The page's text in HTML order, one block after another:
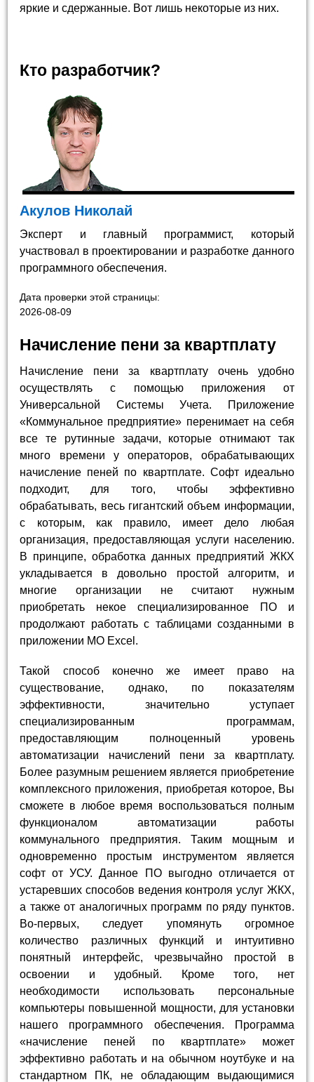
яркие и сдержанные. Вот лишь некоторые из них.
Кто разработчик?
Акулов Николай
Эксперт и главный программист, который
участвовал в проектировании и разработке данного
программного обеспечения.
Дата проверки этой страницы:
2026-08-09
Начисление пени за квартплату
Начисление пени за квартплату очень удобно
осуществлять с помощью приложения от
Универсальной Системы Учета. Приложение
«Коммунальное предприятие» перенимает на себя
все те рутинные задачи, которые отнимают так
много времени у операторов, обрабатывающих
начисление пеней по квартплате. Софт идеально
подходит, для того, чтобы эффективно
обрабатывать, весь гигантский объем информации,
с которым, как правило, имеет дело любая
организация, предоставляющая услуги населению.
В принципе, обработка данных предприятий ЖКХ
укладывается в довольно простой алгоритм, и
многие организации не считают нужным
приобретать некое специализированное ПО и
продолжают работать с таблицами созданными в
приложении MO Excel.
Такой способ конечно же имеет право на
существование, однако, по показателям
эффективности, значительно уступает
специализированным программам,
предоставляющим полноценный уровень
автоматизации начислений пени за квартплату.
Более разумным решением является приобретение
комплексного приложения, приобретая которое, Вы
сможете в любое время воспользоваться полным
функционалом автоматизации работы
коммунального предприятия. Таким мощным и
одновременно простым инструментом является
софт от УСУ. Данное ПО выгодно отличается от
устаревших способов ведения контроля услуг ЖКХ,
а также от аналогичных программ по ряду пунктов.
Во-первых, следует упомянуть огромное
количество различных функций и интуитивно
понятный интерфейс, чрезвычайно простой в
освоении и удобный. Кроме того, нет
необходимости использовать персональные
компьютеры повышенной мощности, для установки
нашего программного обеспечения. Программа
«начисление пеней по квартплате» может
эффективно работать и на обычном ноутбуке и на
стандартном ПК, не обладающим выдающимися